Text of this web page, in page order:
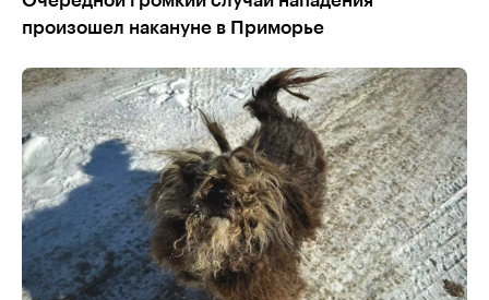
произошел накануне в Приморье